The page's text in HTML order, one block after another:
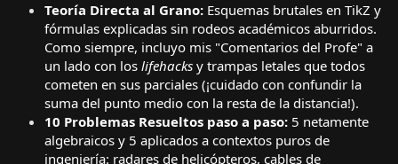
Teoría Directa al Grano: Esquemas brutales en TikZ y
fórmulas explicadas sin rodeos académicos aburridos.
Como siempre, incluyo mis "Comentarios del Profe" a
un lado con los lifehacks y trampas letales que todos
cometen en sus parciales (¡cuidado con confundir la
suma del punto medio con la resta de la distancia!).
10 Problemas Resueltos paso a paso: 5 netamente
algebraicos y 5 aplicados a contextos puros de
ingeniería: radares de helicópteros, cables de